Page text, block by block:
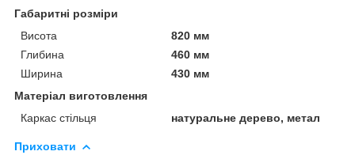
Габаритні розміри
Висота
820 мм
Глибина
460 мм
Ширина
430 мм
Матеріал виготовлення
Каркас стільця
натуральне дерево, метал
Приховати